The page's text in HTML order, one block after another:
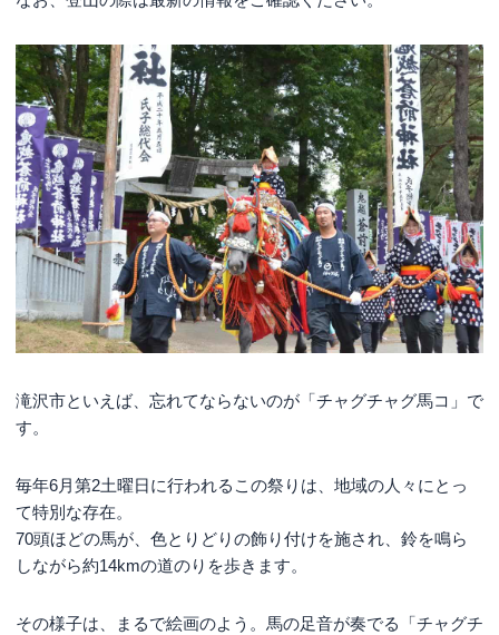
滝沢市といえば、忘れてならないのが「チャグチャグ馬コ」で
す。
毎年6月第2土曜日に行われるこの祭りは、地域の人々にとっ
て特別な存在。
70頭ほどの馬が、色とりどりの飾り付けを施され、鈴を鳴ら
しながら約14kmの道のりを歩きます。
その様子は、まるで絵画のよう。馬の足音が奏でる「チャグチ